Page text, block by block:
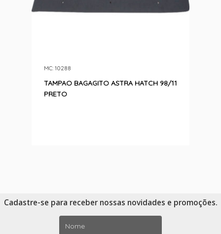
TAMPAO BAGAGITO ASTRA HATCH 98/11
PRETO
MC: 10288
Cadastre-se para receber nossas novidades e promoções.